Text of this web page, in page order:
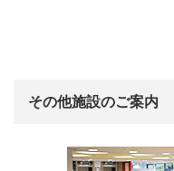
その他施設のご案内